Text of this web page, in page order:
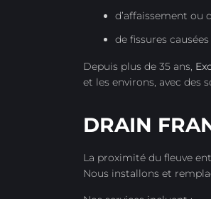
d’affaissement ou
de fissures
Depuis plus de 35 ans,
et les environs, avec des
DRAIN
La proximité du fleuve
Nous installons et